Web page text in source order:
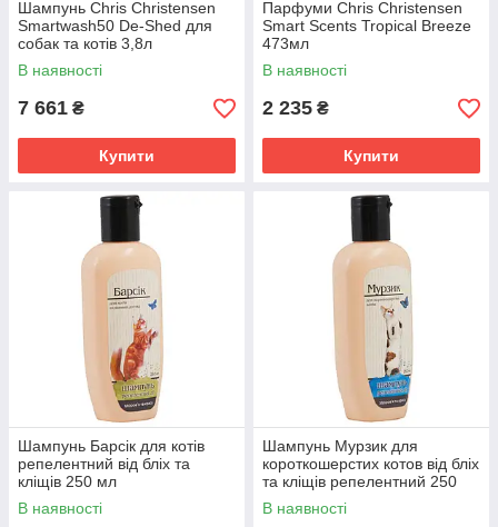
Шампунь Chris Christensen
Smartwash50 De-Shed для
собак та котів 3,8л
В наявності
7 661 ₴
Купити
Парфуми Chris Christensen
Smart Scents Tropical Breeze
473мл
В наявності
2 235 ₴
Купити
Шампунь Барсік для котів
репелентний від бліх та
кліщів 250 мл
В наявності
Шампунь Мурзик для
короткошерстих котов від бліх
та кліщів репелентний 250
мл
В наявності